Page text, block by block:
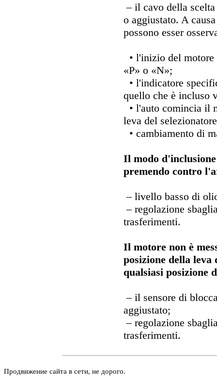
– il cavo della
o aggiustato. A
possono esser
• l'inizio del
«P» o «N»;
• l'indicatore
quello che è incluso
• l'auto comincia il
leva del
• cambiamento di
Il modo
premendo contro
– livello basso di
– regolazione
trasferimenti.
Il motore non è
posizione della leva
qualsiasi posizione
– il sensore di
aggiustato;
– regolazione
trasferimenti.
Продвижение сайта в сети, не дорого.